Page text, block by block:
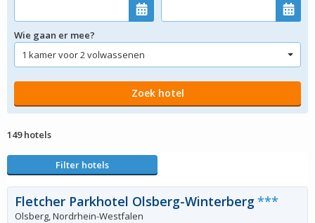
Wie gaan er mee?
149 hotels
Filter hotels
Fletcher Parkhotel Olsberg-Winterberg***
Olsberg, Nordrhein-Westfalen